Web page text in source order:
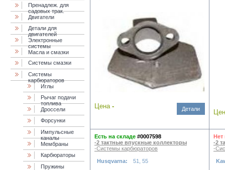
Пренадлеж. для
садовых трак.
Двигатели
Детали для
двигателей
Электронные
системы
Масла и смазки
Cистемы смазки
Системы
карбюраторов
Иглы
Рычаг подачи
топлива
Дроссели
Форсунки
Импульсные
каналы
Мембраны
Карбюраторы
Пружины
Цена - Детали
Есть на складе #0007598
-2 тактные впускные коллекторы
-Системы карбюраторов
Husqvarna: 51, 55
Нет
-2
-